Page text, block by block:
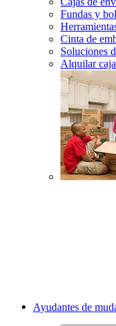
Fundas y
Cinta de
Soluciones
Alquilar
Ayudantes de